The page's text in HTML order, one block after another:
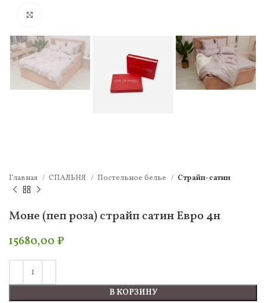
Главная СПАЛЬНЯ Постельное белье Страйп-сатин
Моне (пеп роза) страйп сатин Евро 4н
15680,00 ₽
В КОРЗИНУ